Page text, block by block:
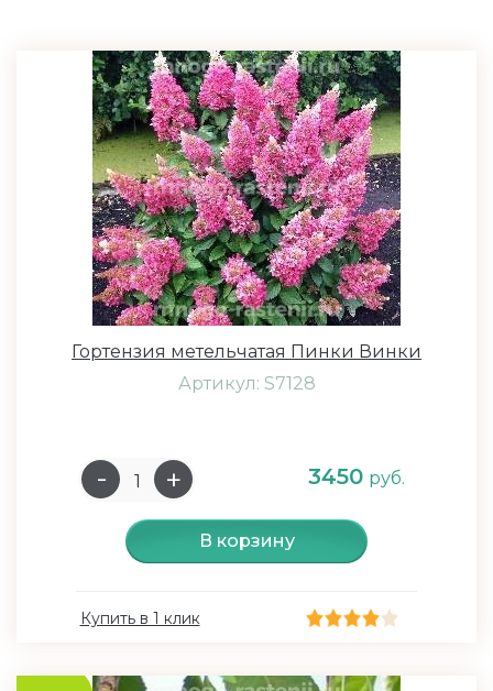
Гортензия метельчатая Пинки Винки
Артикул: S7128
3450 руб.
В корзину
Купить в 1 клик